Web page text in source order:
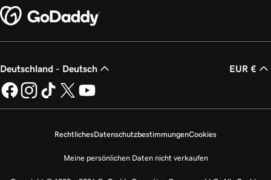
Deutschland - Deutsch EUR €
RechtlichesDatenschutzbestimmungenCookies
Meine persönlichen Daten nicht verkaufen